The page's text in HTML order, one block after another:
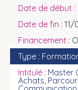
11/
Master
Achats,